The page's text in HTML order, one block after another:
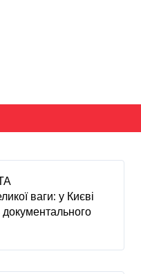
ваги: у Києві